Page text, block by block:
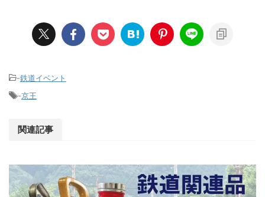
-鉄道イベント
-京王
関連記事